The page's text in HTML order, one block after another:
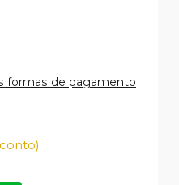
formas de pagamento